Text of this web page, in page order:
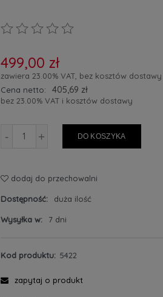
499,00 zł
zawiera 23.00% VAT, bez kosztów dostawy
Cena netto:
405,69 zł
bez 23.00% VAT i kosztów dostawy
- + DO KOSZYKA
dodaj do przechowalni
Dostępność: duża ilość
Wysyłka w: 7 dni
Kod produktu: 5422
zapytaj o produkt